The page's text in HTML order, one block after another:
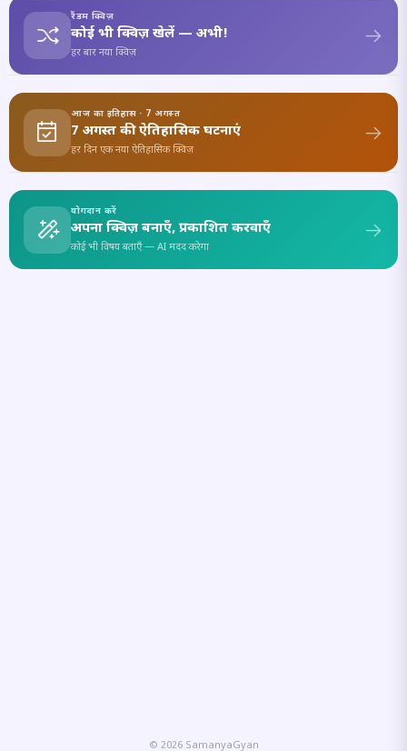
रैंडम क्विज़
कोई भी क्विज़ खेलें — अभी!
हर बार नया क्विज़
आज का इतिहास · 7 अगस्त
7 अगस्त की ऐतिहासिक घटनाएं
हर दिन एक नया ऐतिहासिक क्विज़
योगदान करें
अपना क्विज़ बनाएँ, प्रकाशित करवाएँ
कोई भी विषय बताएँ — AI मदद करेगा
© 2026 SamanyaGyan